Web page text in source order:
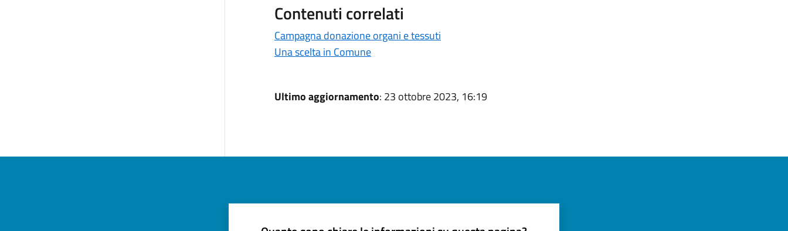
Contenuti correlati
Campagna donazione organi e tessuti
Una scelta in Comune
Ultimo aggiornamento: 23 ottobre 2023, 16:19